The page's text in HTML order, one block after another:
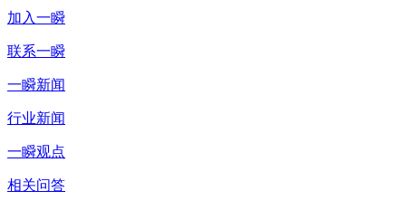
加入一瞬
联系一瞬
一瞬新闻
行业新闻
一瞬观点
相关问答